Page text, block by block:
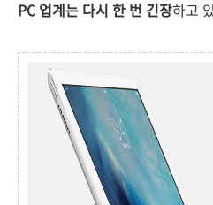
PC 업계는 다시 한 번 긴장하고